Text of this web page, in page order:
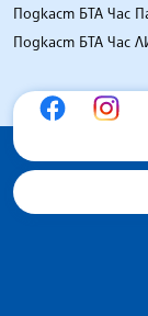
Подкаст БТА Час
Подкаст БТА Час